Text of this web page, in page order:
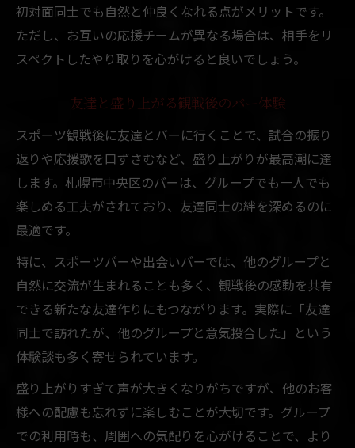
初対面同士でも自然と仲良くなれる点がメリットです。
ただし、お互いの応援チームが異なる場合は、相手をリ
スペクトしたやり取りを心がけると良いでしょう。
友達と盛り上がる観戦後のバー体験
スポーツ観戦後に友達とバーに行くことで、試合の振り
返りや応援歌を口ずさむなど、盛り上がりが最高潮に達
します。札幌市中央区のバーは、グループでも一人でも
楽しめる工夫がされており、友達同士の絆を深めるのに
最適です。
特に、スポーツバーや出会いバーでは、他のグループと
自然に交流が生まれることも多く、観戦後の感動を共有
できる新たな友達作りにもつながります。実際に「友達
同士で訪れたが、他のグループと意気投合した」という
体験談も多く寄せられています。
盛り上がりすぎて声が大きくなりがちですが、他のお客
様への配慮も忘れずに楽しむことが大切です。グループ
での利用時も、周囲への気配りを心がけることで、より